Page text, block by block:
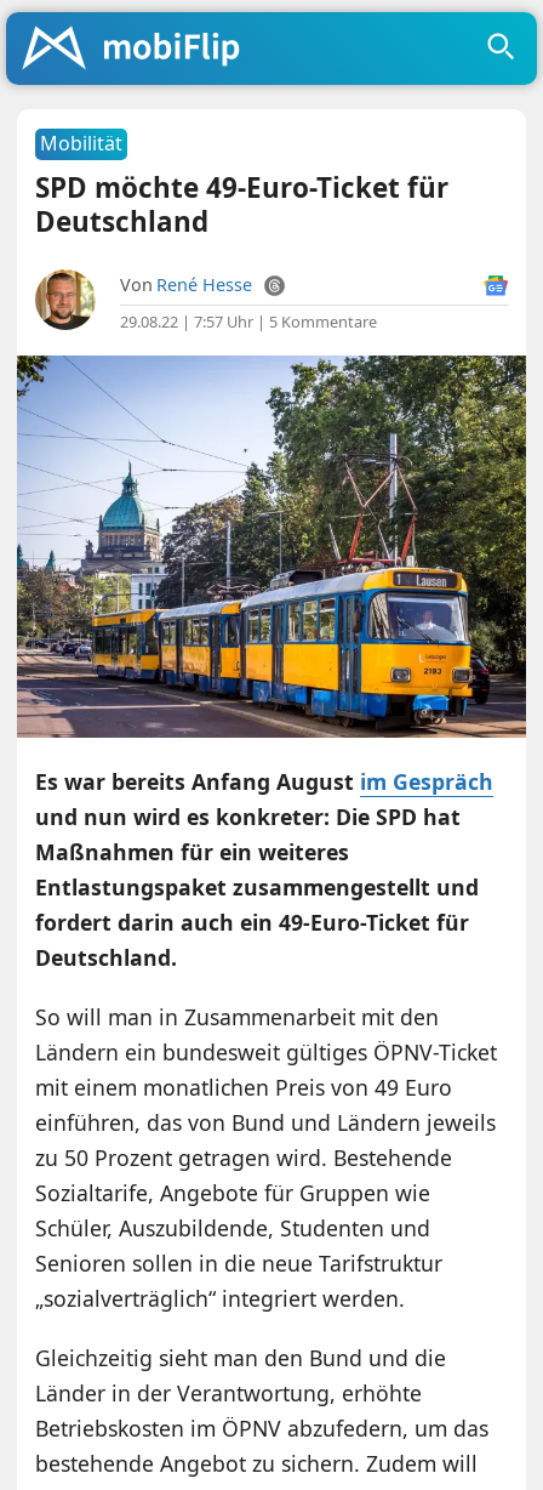
Mobilität
SPD möchte 49-Euro-Ticket für
Deutschland
Von René Hesse
29.08.22 | 7:57 Uhr | 5 Kommentare
Es war bereits Anfang August im Gespräch
und nun wird es konkreter: Die SPD hat
Maßnahmen für ein weiteres
Entlastungspaket zusammengestellt und
fordert darin auch ein 49-Euro-Ticket für
Deutschland.
So will man in Zusammenarbeit mit den
Ländern ein bundesweit gültiges ÖPNV-Ticket
mit einem monatlichen Preis von 49 Euro
einführen, das von Bund und Ländern jeweils
zu 50 Prozent getragen wird. Bestehende
Sozialtarife, Angebote für Gruppen wie
Schüler, Auszubildende, Studenten und
Senioren sollen in die neue Tarifstruktur
„sozialverträglich“ integriert werden.
Gleichzeitig sieht man den Bund und die
Länder in der Verantwortung, erhöhte
Betriebskosten im ÖPNV abzufedern, um das
bestehende Angebot zu sichern. Zudem will